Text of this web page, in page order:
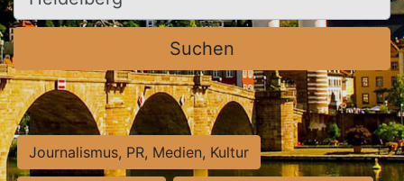
Suchen
Journalismus, PR, Medien, Kultur